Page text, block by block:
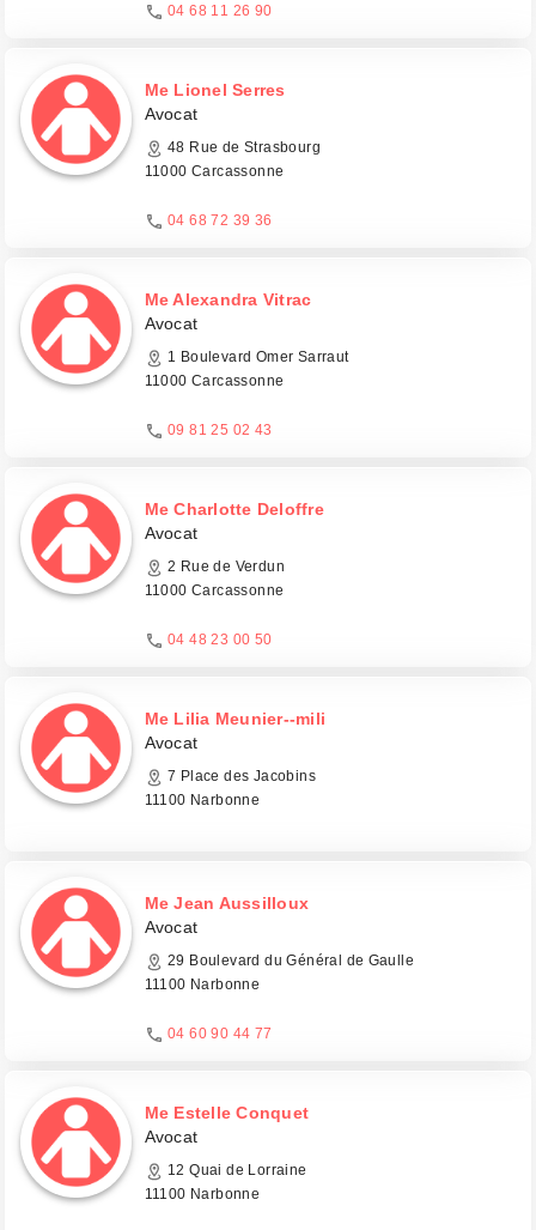
04 68 11 26 90
Me Lionel Serres
Avocat
48 Rue de Strasbourg
11000 Carcassonne
04 68 72 39 36
Me Alexandra Vitrac
Avocat
1 Boulevard Omer Sarraut
11000 Carcassonne
09 81 25 02 43
Me Charlotte Deloffre
Avocat
2 Rue de Verdun
11000 Carcassonne
04 48 23 00 50
Me Lilia Meunier--mili
Avocat
7 Place des Jacobins
11100 Narbonne
Me Jean Aussilloux
Avocat
29 Boulevard du Général de Gaulle
11100 Narbonne
04 60 90 44 77
Me Estelle Conquet
Avocat
12 Quai de Lorraine
11100 Narbonne